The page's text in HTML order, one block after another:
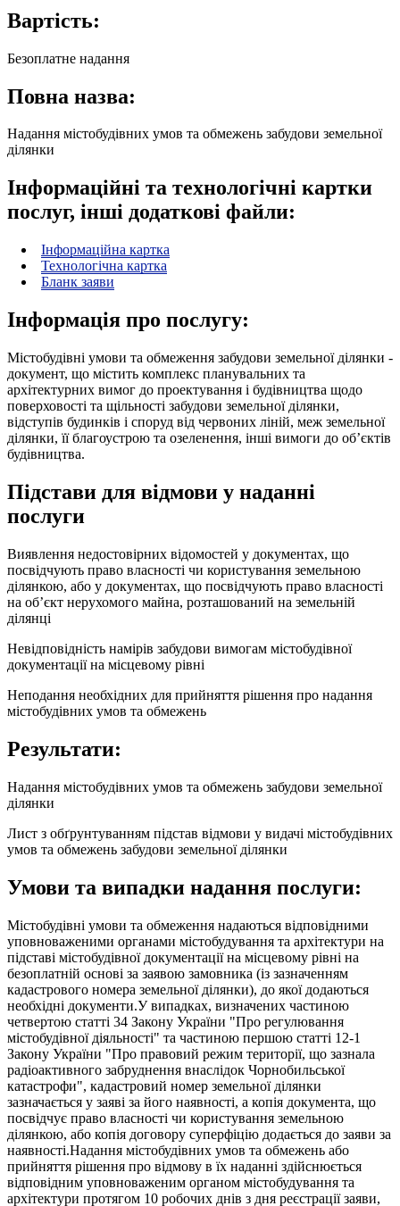
Вартість:
Безоплатне надання
Повна назва:
Надання містобудівних умов та обмежень забудови земельної
ділянки
Інформаційні та технологічні картки
послуг, інші додаткові файли:
Інформаційна картка
Технологічна картка
Бланк заяви
Інформація про послугу:
Містобудівні умови та обмеження забудови земельної ділянки -
документ, що містить комплекс планувальних та
архітектурних вимог до проектування і будівництва щодо
поверховості та щільності забудови земельної ділянки,
відступів будинків і споруд від червоних ліній, меж земельної
ділянки, її благоустрою та озеленення, інші вимоги до об’єктів
будівництва.
Підстави для відмови у наданні
послуги
Виявлення недостовірних відомостей у документах, що
посвідчують право власності чи користування земельною
ділянкою, або у документах, що посвідчують право власності
на об’єкт нерухомого майна, розташований на земельній
ділянці
Невідповідність намірів забудови вимогам містобудівної
документації на місцевому рівні
Неподання необхідних для прийняття рішення про надання
містобудівних умов та обмежень
Результати:
Надання містобудівних умов та обмежень забудови земельної
ділянки
Лист з обґрунтуванням підстав відмови у видачі містобудівних
умов та обмежень забудови земельної ділянки
Умови та випадки надання послуги:
Містобудівні умови та обмеження надаються відповідними
уповноваженими органами містобудування та архітектури на
підставі містобудівної документації на місцевому рівні на
безоплатній основі за заявою замовника (із зазначенням
кадастрового номера земельної ділянки), до якої додаються
необхідні документи.У випадках, визначених частиною
четвертою статті 34 Закону України "Про регулювання
містобудівної діяльності" та частиною першою статті 12-1
Закону України "Про правовий режим території, що зазнала
радіоактивного забруднення внаслідок Чорнобильської
катастрофи", кадастровий номер земельної ділянки
зазначається у заяві за його наявності, а копія документа, що
посвідчує право власності чи користування земельною
ділянкою, або копія договору суперфіцію додається до заяви за
наявності.Надання містобудівних умов та обмежень або
прийняття рішення про відмову в їх наданні здійснюється
відповідним уповноваженим органом містобудування та
архітектури протягом 10 робочих днів з дня реєстрації заяви,